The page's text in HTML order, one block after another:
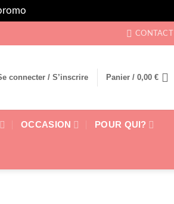
CONTACT
connecter / S’inscrire Panier / 0,00 €
OCCASION POUR QUI?